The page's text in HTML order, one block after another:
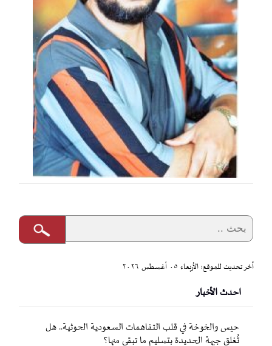
آخر تحديث للموقع: الأربعاء ٠٥ أغسطس ٢٠٢٦
احدث الأخبار
حيس والخوخة في قلب التفاهمات السعودية الحوثية.. هل
تُغلق جبهة الحديدة بتسليم ما تبقى منها؟